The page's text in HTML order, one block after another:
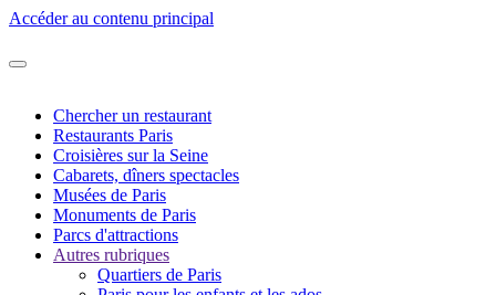
Accéder au contenu principal
Chercher un restaurant
Restaurants Paris
Croisières sur la Seine
Cabarets, dîners spectacles
Musées de Paris
Monuments de Paris
Parcs d'attractions
Autres rubriques
Quartiers de Paris